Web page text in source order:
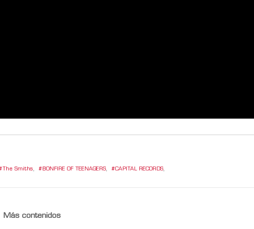
The Smiths, BONFIRE OF TEENAGERS, CAPITAL RECORDS,
Más contenidos